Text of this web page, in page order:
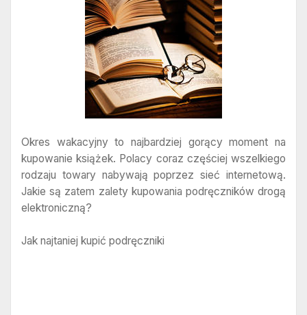
Okres wakacyjny to najbardziej gorący moment na
kupowanie książek. Polacy coraz częściej wszelkiego
rodzaju towary nabywają poprzez sieć internetową.
Jakie są zatem zalety kupowania podręczników drogą
elektroniczną?
Jak najtaniej kupić podręczniki